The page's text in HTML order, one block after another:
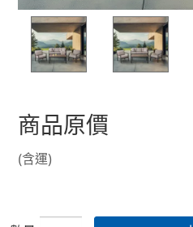
商品原價
(含運)